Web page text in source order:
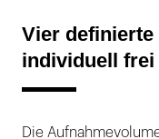
Vier definierte
individuell frei
Die